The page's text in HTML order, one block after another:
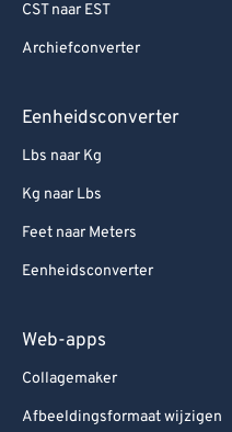
CST naar EST
Archiefconverter
Eenheidsconverter
Lbs naar Kg
Kg naar Lbs
Feet naar Meters
Eenheidsconverter
Web-apps
Collagemaker
Afbeeldingsformaat wijzigen